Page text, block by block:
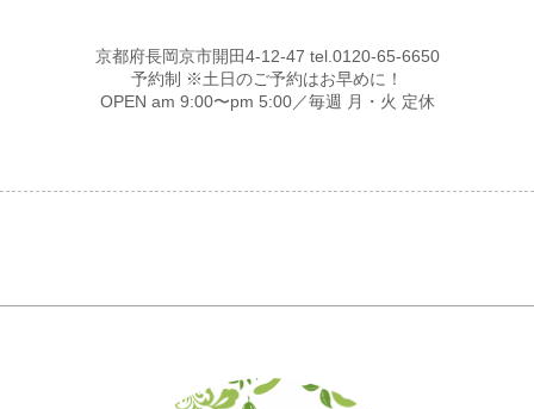
京都府長岡京市開田4-12-47 tel.0120-65-6650
予約制 ※土日のご予約はお早めに！
OPEN am 9:00〜pm 5:00／毎週 月・火 定休